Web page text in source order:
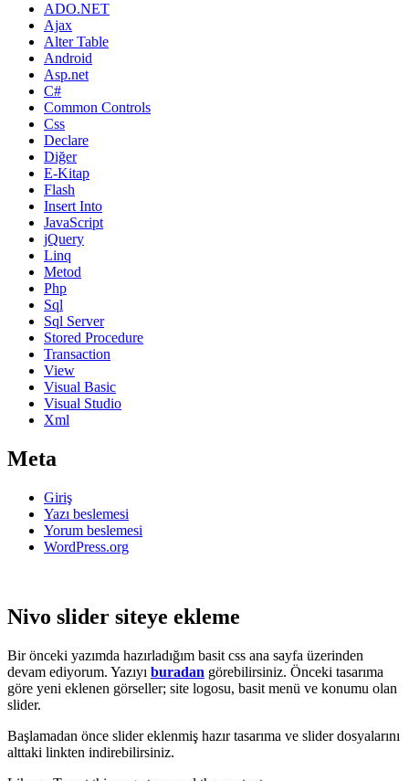
ADO.NET
Ajax
Alter Table
Android
Asp.net
C#
Common Controls
Css
Declare
Diğer
E-Kitap
Flash
Insert Into
JavaScript
jQuery
Linq
Metod
Php
Sql
Sql Server
Stored Procedure
Transaction
View
Visual Basic
Visual Studio
Xml
Meta
Giriş
Yazı beslemesi
Yorum beslemesi
WordPress.org
Nivo slider siteye ekleme
Bir önceki yazımda hazırladığım basit css ana sayfa üzerinden
devam ediyorum. Yazıyı buradan görebilirsiniz. Önceki tasarıma
göre yeni eklenen görseller; site logosu, basit menü ve konumu olan
slider.
Başlamadan önce slider eklenmiş hazır tasarıma ve slider dosyalarını
alttaki linkten indirebilirsiniz.